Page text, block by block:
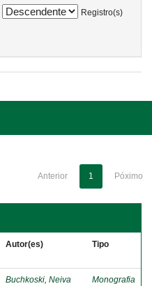
Registro(s)
Anterior 1 Póximo
Autor(es) Tipo
Buchkoski, Neiva
Monografia